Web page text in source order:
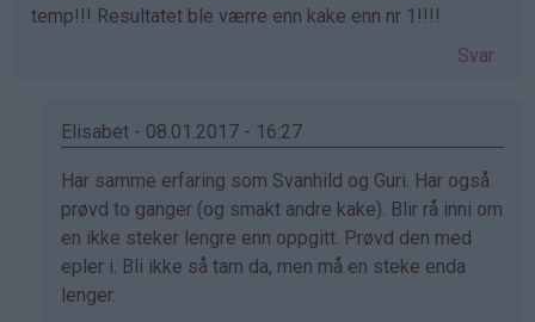
temp!!! Resultatet ble værre enn kake enn nr 1!!!!
Svar
Elisabet - 08.01.2017 - 16:27
Som
svar
på
av
Guri
Har samme erfaring som Svanhild og Guri. Har også
prøvd to ganger (og smakt andre kake). Blir rå inni om
en ikke steker lengre enn oppgitt. Prøvd den med
epler i. Bli ikke så tam da, men må en steke enda
lenger.